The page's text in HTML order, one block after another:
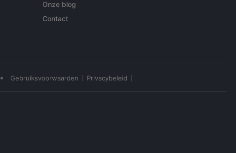
Onze blog
Contact
• Gebruiksvoorwaarden Privacybeleid